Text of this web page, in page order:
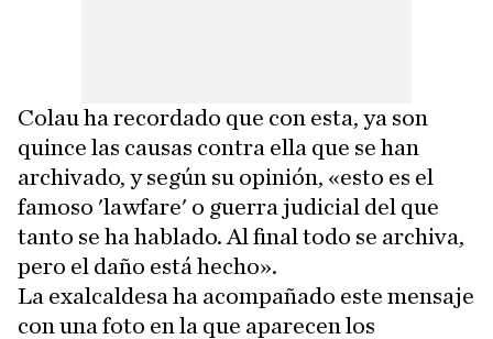
Colau ha recordado que con esta, ya son
quince las causas contra ella que se han
archivado, y según su opinión, «esto es el
famoso 'lawfare' o guerra judicial del que
tanto se ha hablado. Al final todo se archiva,
pero el daño está hecho».
La exalcaldesa ha acompañado este mensaje
con una foto en la que aparecen los